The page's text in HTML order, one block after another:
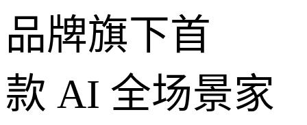
品牌旗下首
款 AI 全场景家